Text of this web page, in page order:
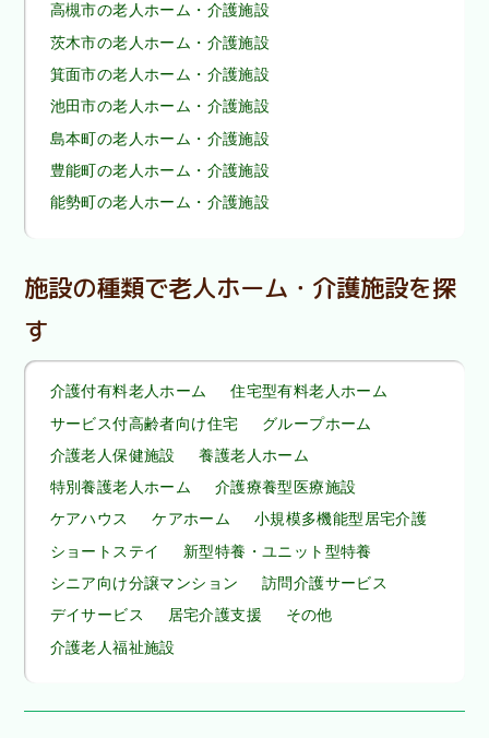
高槻市の老人ホーム・介護施設
茨木市の老人ホーム・介護施設
箕面市の老人ホーム・介護施設
池田市の老人ホーム・介護施設
島本町の老人ホーム・介護施設
豊能町の老人ホーム・介護施設
能勢町の老人ホーム・介護施設
施設の種類で老人ホーム・介護施設を探
す
介護付有料老人ホーム
住宅型有料老人ホーム
サービス付高齢者向け住宅
グループホーム
介護老人保健施設
養護老人ホーム
特別養護老人ホーム
介護療養型医療施設
ケアハウス
ケアホーム
小規模多機能型居宅介護
ショートステイ
新型特養・ユニット型特養
シニア向け分譲マンション
訪問介護サービス
デイサービス
居宅介護支援
その他
介護老人福祉施設